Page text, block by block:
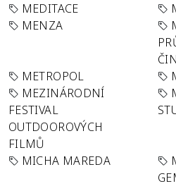
MEDITACE
MENZA
METROPOL
MEZINÁRODNÍ
FESTIVAL
OUTDOOROVÝCH
FILMŮ
MICHA MAREDA